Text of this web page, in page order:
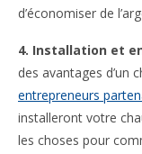
d’économiser de
4. Installation et
des avantages d’un
entrepreneurs
installeront votre
les choses pour